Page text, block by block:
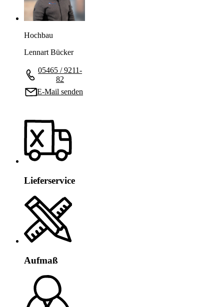
Hochbau
Lennart Bücker
05465 / 9211-
82
E-Mail senden
Lieferservice
Aufmaß